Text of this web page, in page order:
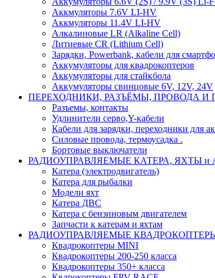
Аккмуляторы 7.6V LI-HV
Аккмуляторы 11.4V LI-HV
Алкалиновые LR (Alkaline Cell)
Литиевые CR (Lithium Сell)
Зарядки, Powerbank, кабели для
Аккумуляторы для квадрокоптеров
Аккумуляторы для стайкбола
Аккумуляторы свинцовые 6V, 12V, 24V
ПЕРЕХОДНИКИ, РАЗЪЁМЫ, ПРОВОДА И
Разъемы, контакты
Удлинители серво,Y-кабели
Кабели для зарядки, переходники для
Силовые провода, термоусадка .
Бортовые выключатели
РАДИОУПРАВЛЯЕМЫЕ КАТЕРА, ЯХТЫ и
Катера (электродвигатель)
Катера для рыбалки
Модели яхт
Катера ДВС
Катера с бензиновым двигателем
Запчасти к катерам и яхтам
РАДИОУПРАВЛЯЕМЫЕ
Квадрокоптеры MINI
Квадрокоптеры 200-250 класса
Квадрокоптеры 350+ класса